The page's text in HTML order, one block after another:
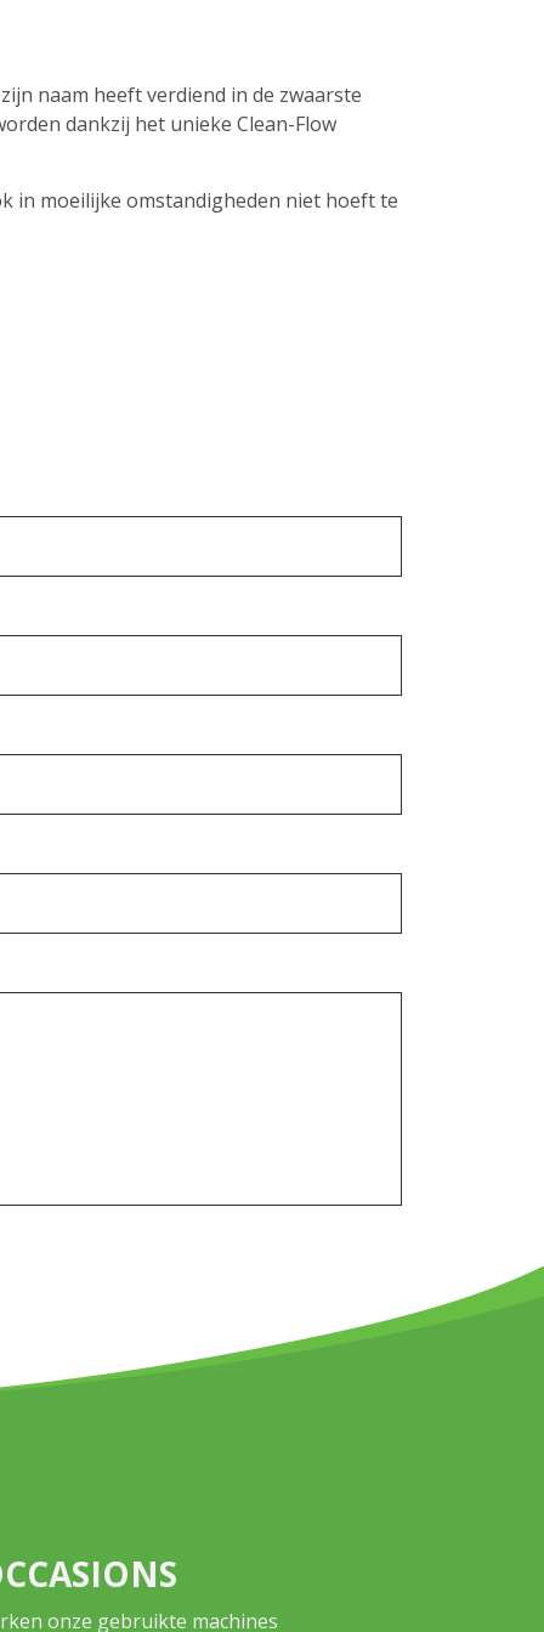
naam heeft verdiend in de zwaarste
dankzij het unieke Clean-Flow
in moeilijke omstandigheden niet hoeft te
onze gebruikte machines